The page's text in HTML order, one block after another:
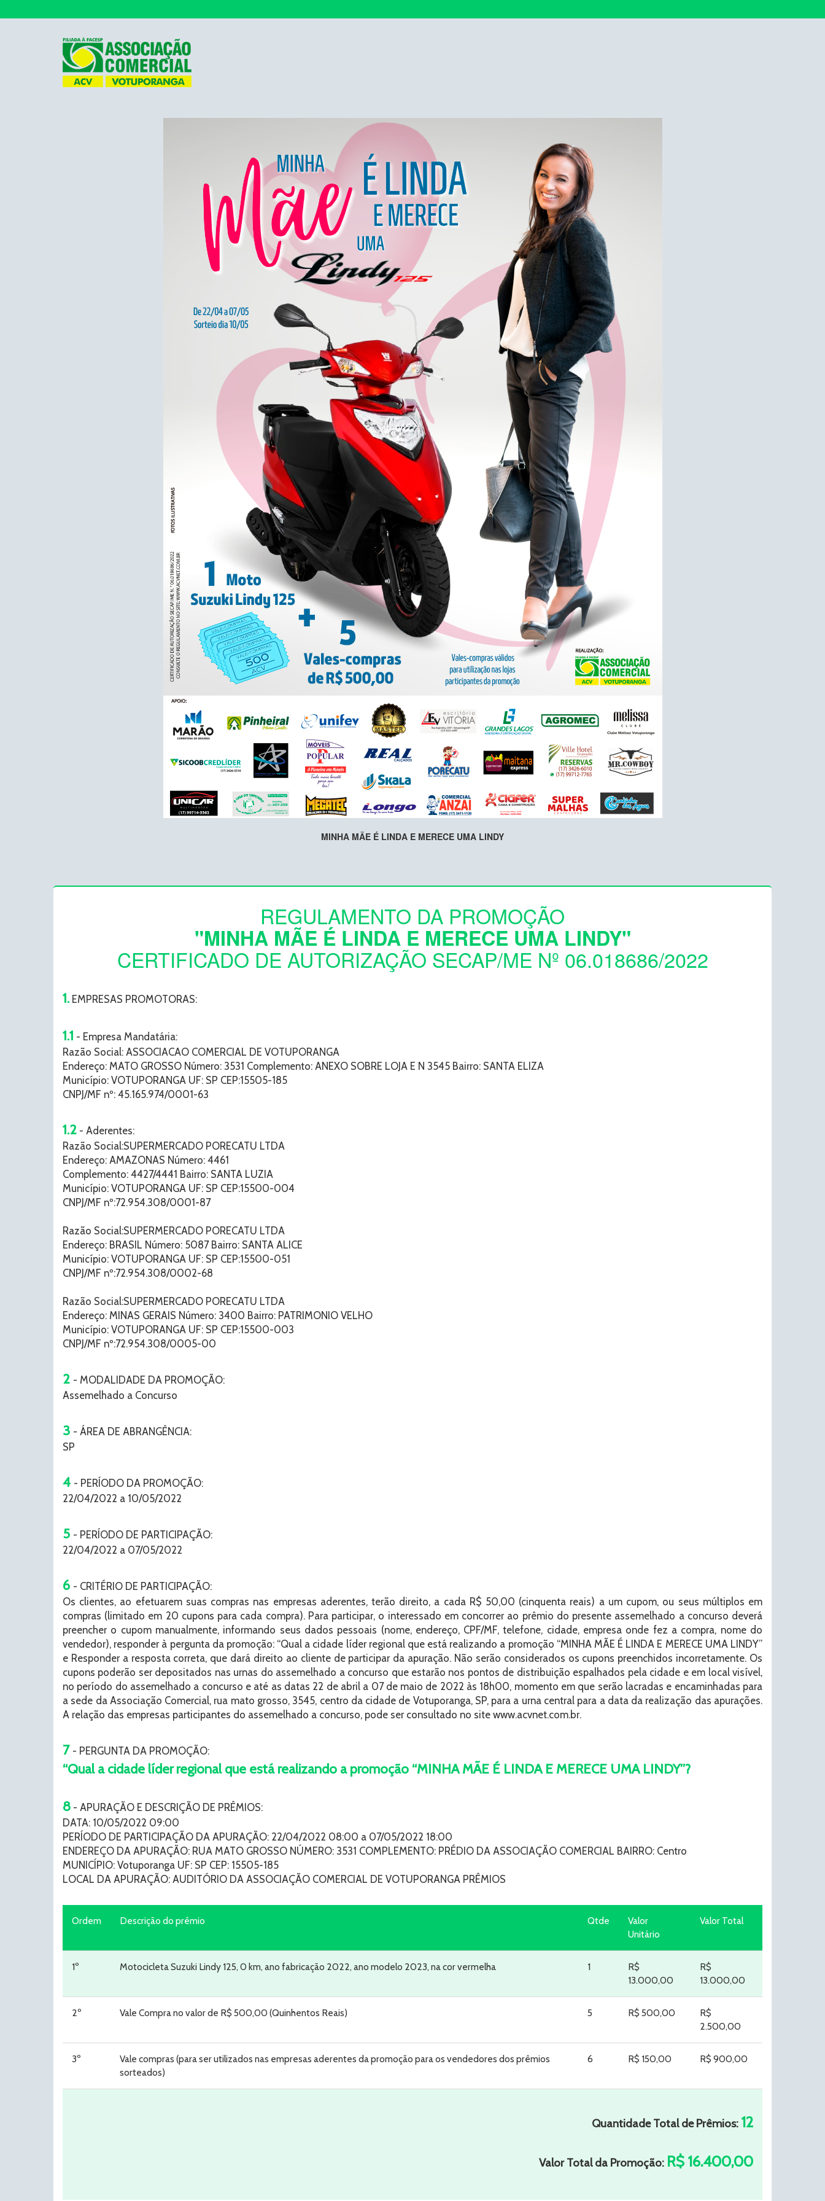
MINHA MÃE É LINDA E MERECE UMA LINDY
REGULAMENTO DA PROMOÇÃO
"MINHA MÃE É LINDA E MERECE UMA LINDY"
CERTIFICADO DE AUTORIZAÇÃO SECAP/ME Nº 06.018686/2022
1. EMPRESAS PROMOTORAS:
1.1 - Empresa Mandatária:
Razão Social: ASSOCIACAO COMERCIAL DE VOTUPORANGA
Endereço: MATO GROSSO Número: 3531 Complemento: ANEXO SOBRE LOJA E N 3545 Bairro: SANTA ELIZA
Município: VOTUPORANGA UF: SP CEP:15505-185
CNPJ/MF nº: 45.165.974/0001-63
1.2 - Aderentes:
Razão Social:SUPERMERCADO PORECATU LTDA
Endereço: AMAZONAS Número: 4461
Complemento: 4427/4441 Bairro: SANTA LUZIA
Município: VOTUPORANGA UF: SP CEP:15500-004
CNPJ/MF nº:72.954.308/0001-87
Razão Social:SUPERMERCADO PORECATU LTDA
Endereço: BRASIL Número: 5087 Bairro: SANTA ALICE
Município: VOTUPORANGA UF: SP CEP:15500-051
CNPJ/MF nº:72.954.308/0002-68
Razão Social:SUPERMERCADO PORECATU LTDA
Endereço: MINAS GERAIS Número: 3400 Bairro: PATRIMONIO VELHO
Município: VOTUPORANGA UF: SP CEP:15500-003
CNPJ/MF nº:72.954.308/0005-00
2 - MODALIDADE DA PROMOÇÃO:
Assemelhado a Concurso
3 - ÁREA DE ABRANGÊNCIA:
SP
4 - PERÍODO DA PROMOÇÃO:
22/04/2022 a 10/05/2022
5 - PERÍODO DE PARTICIPAÇÃO:
22/04/2022 a 07/05/2022
6 - CRITÉRIO DE PARTICIPAÇÃO:
Os clientes, ao efetuarem suas compras nas empresas aderentes, terão direito, a cada R$ 50,00 (cinquenta reais) a um cupom, ou seus múltiplos em
compras (limitado em 20 cupons para cada compra). Para participar, o interessado em concorrer ao prêmio do presente assemelhado a concurso deverá
preencher o cupom manualmente, informando seus dados pessoais (nome, endereço, CPF/MF, telefone, cidade, empresa onde fez a compra, nome do
vendedor), responder à pergunta da promoção: “Qual a cidade líder regional que está realizando a promoção “MINHA MÃE É LINDA E MERECE UMA LINDY”
e Responder a resposta correta, que dará direito ao cliente de participar da apuração. Não serão considerados os cupons preenchidos incorretamente. Os
cupons poderão ser depositados nas urnas do assemelhado a concurso que estarão nos pontos de distribuição espalhados pela cidade e em local visível,
no período do assemelhado a concurso e até as datas 22 de abril a 07 de maio de 2022 às 18h00, momento em que serão lacradas e encaminhadas para
a sede da Associação Comercial, rua mato grosso, 3545, centro da cidade de Votuporanga, SP, para a urna central para a data da realização das apurações.
A relação das empresas participantes do assemelhado a concurso, pode ser consultado no site www.acvnet.com.br.
7 - PERGUNTA DA PROMOÇÃO:
“Qual a cidade líder regional que está realizando a promoção “MINHA MÃE É LINDA E MERECE UMA LINDY”?
8 - APURAÇÃO E DESCRIÇÃO DE PRÊMIOS:
DATA: 10/05/2022 09:00
PERÍODO DE PARTICIPAÇÃO DA APURAÇÃO: 22/04/2022 08:00 a 07/05/2022 18:00
ENDEREÇO DA APURAÇÃO: RUA MATO GROSSO NÚMERO: 3531 COMPLEMENTO: PRÉDIO DA ASSOCIAÇÃO COMERCIAL BAIRRO: Centro
MUNICÍPIO: Votuporanga UF: SP CEP: 15505-185
LOCAL DA APURAÇÃO: AUDITÓRIO DA ASSOCIAÇÃO COMERCIAL DE VOTUPORANGA PRÊMIOS
Ordem Descrição do prêmio Qtde
Valor
Unitário
Valor Total
1º Motocicleta Suzuki Lindy 125, 0 km, ano fabricação 2022, ano modelo 2023, na cor vermelha 1
R$
13.000,00
R$
13.000,00
2º Vale Compra no valor de R$ 500,00 (Quinhentos Reais) 5 R$ 500,00
R$
2.500,00
3º
Vale compras (para ser utilizados nas empresas aderentes da promoção para os vendedores dos prêmios
sorteados)
6 R$ 150,00 R$ 900,00
Quantidade Total de Prêmios: 12
Valor Total da Promoção: R$ 16.400,00